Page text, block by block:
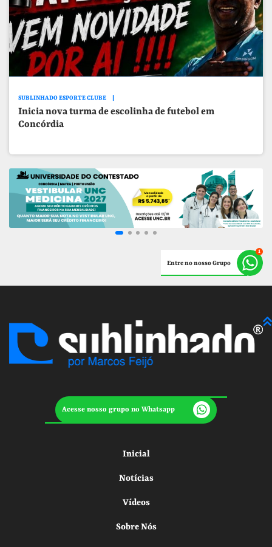
SUBLINHADO ESPORTE CLUBE
Inicia nova turma de escolinha de futebol em
Concórdia
Entre no nosso Grupo
Acesse nosso grupo no Whatsapp
Inicial
Notícias
Vídeos
Sobre Nós